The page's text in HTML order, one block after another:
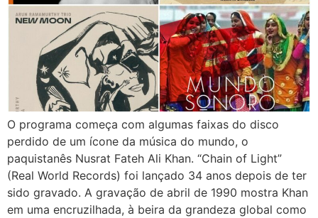
O programa começa com algumas faixas do disco
perdido de um ícone da música do mundo, o
paquistanês Nusrat Fateh Ali Khan. “Chain of Light”
(Real World Records) foi lançado 34 anos depois de ter
sido gravado. A gravação de abril de 1990 mostra Khan
em uma encruzilhada, à beira da grandeza global como